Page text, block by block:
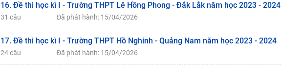
16. Đề thi học kì I - Trường THPT Lê Hồng Phong - Đắk Lắk năm học 2023 - 2024
31 câu Đã phát hành: 15/04/2026
17. Đề thi học kì I - Trường THPT Hồ Nghinh - Quảng Nam năm học 2023 - 2024
24 câu Đã phát hành: 15/04/2026